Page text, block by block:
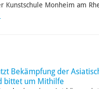
Kunstschule Monheim am
Bekämpfung der
bittet um Mithilfe